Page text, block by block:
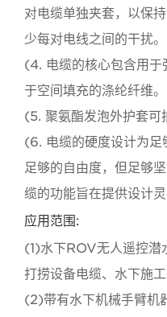
对电缆单独夹套，以保
少每对电线之间的干扰。
(4. 电缆的核心包含用于
于空间填充的涤纶纤维。
(5. 聚氨酯发泡外护套可
(6. 电缆的硬度设计为
足够的自由度，但足够
缆的功能旨在提供设计灵
应用范围:
(1)水下ROV无人遥控潜
打捞设备电缆、水下施
(2)带有水下机械手臂机